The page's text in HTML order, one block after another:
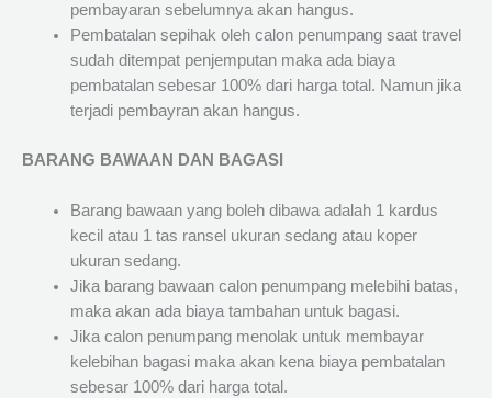
pembayaran sebelumnya akan hangus.
Pembatalan sepihak oleh calon penumpang saat travel
sudah ditempat penjemputan maka ada biaya
pembatalan sebesar 100% dari harga total. Namun jika
terjadi pembayran akan hangus.
BARANG BAWAAN DAN BAGASI
Barang bawaan yang boleh dibawa adalah 1 kardus
kecil atau 1 tas ransel ukuran sedang atau koper
ukuran sedang.
Jika barang bawaan calon penumpang melebihi batas,
maka akan ada biaya tambahan untuk bagasi.
Jika calon penumpang menolak untuk membayar
kelebihan bagasi maka akan kena biaya pembatalan
sebesar 100% dari harga total.